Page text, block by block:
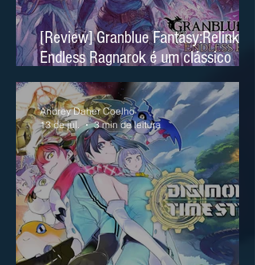
[Review] Granblue Fantasy:Relink
Endless Ragnarok é um clássico
moderno no Nintendo Switch 2
Andrey Daher Coelho
13 de jul.
3 min de leitura